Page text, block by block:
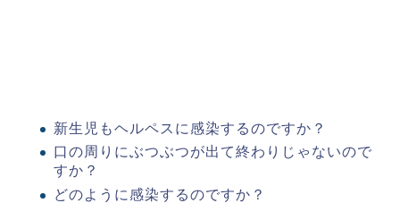
新生児もヘルペスに感染するのですか？
口の周りにぶつぶつが出て終わりじゃないので
すか？
どのように感染するのですか？